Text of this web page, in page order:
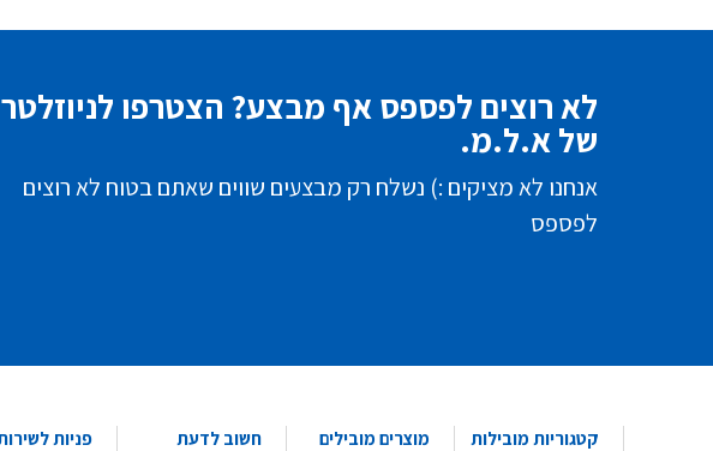
לא רוצים לפספס אף מבצע? הצטרפו לניוזלטר
של א.ל.מ.
אנחנו לא מציקים :) נשלח רק מבצעים שווים שאתם בטוח לא רוצים
לפספס
קטגוריות מובילות מוצרים מובילים חשוב לדעת
פניות